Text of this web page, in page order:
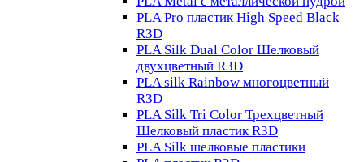
PLA Pro пластик High Speed Black
R3D
PLA Silk Dual Color Шелковый
двухцветный R3D
PLA silk Rainbow многоцветный
R3D
PLA Silk Tri Color Трехцветный
Шелковый пластик R3D
PLA Silk шелковые пластики